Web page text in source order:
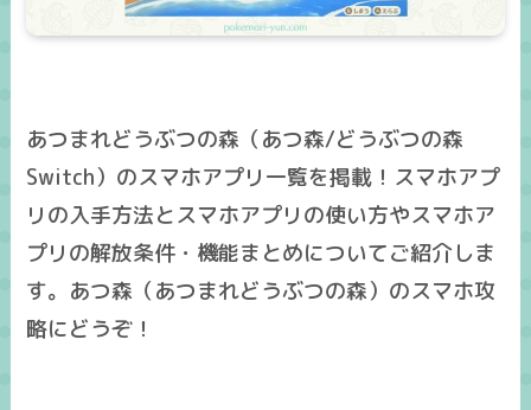
あつまれどうぶつの森（あつ森/どうぶつの森
Switch）のスマホアプリ一覧を掲載！スマホアプ
リの入手方法とスマホアプリの使い方やスマホア
プリの解放条件・機能まとめについてご紹介しま
す。あつ森（あつまれどうぶつの森）のスマホ攻
略にどうぞ！